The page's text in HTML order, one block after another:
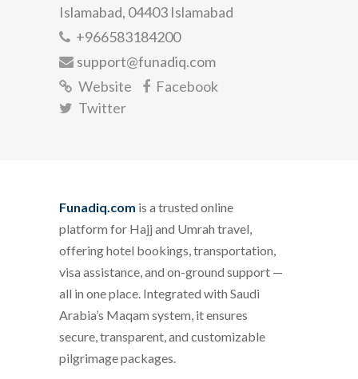
Islamabad, 04403 Islamabad
+966583184200
support@funadiq.com
Website
Facebook
Twitter
Funadiq.com is a trusted online
platform for Hajj and Umrah travel,
offering hotel bookings, transportation,
visa assistance, and on-ground support —
all in one place. Integrated with Saudi
Arabia’s Maqam system, it ensures
secure, transparent, and customizable
pilgrimage packages.